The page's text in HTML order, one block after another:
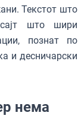
Текстот што
што шири
познат по
и десничарски
нема